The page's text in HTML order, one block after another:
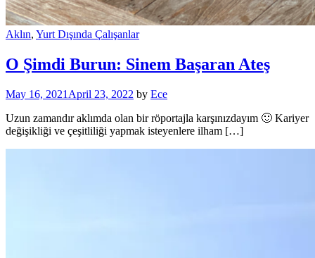
Aklın, Yurt Dışında Çalışanlar
O Şimdi Burun: Sinem Başaran Ateş
May 16, 2021 April 23, 2022 by Ece
Uzun zamandır aklımda olan bir röportajla karşınızdayım 🙂 Kariyer
değişikliği ve çeşitliliği yapmak isteyenlere ilham […]